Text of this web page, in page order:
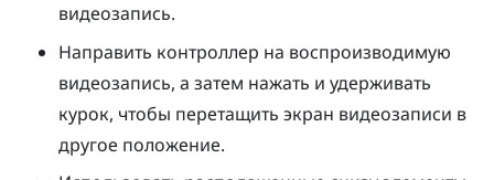
видеозапись.
Направить контроллер на воспроизводимую
видеозапись, а затем нажать и удерживать
курок, чтобы перетащить экран видеозаписи в
другое положение.